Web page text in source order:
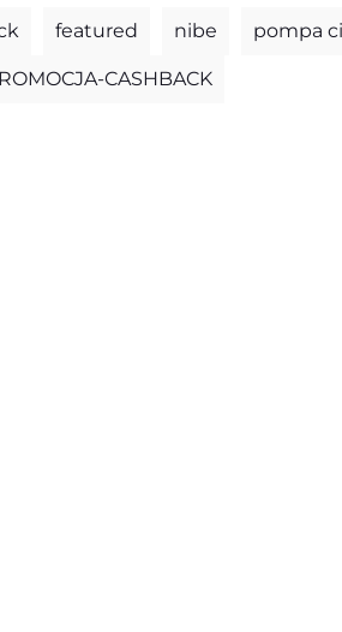
featured nibe pompa
CASHBACK